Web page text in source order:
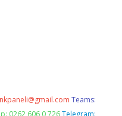
Teams:
0262 606 0 726 Telegram: